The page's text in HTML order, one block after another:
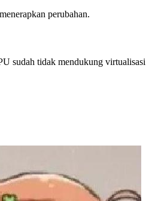
perubahan.
sudah tidak mendukung virtualisasi